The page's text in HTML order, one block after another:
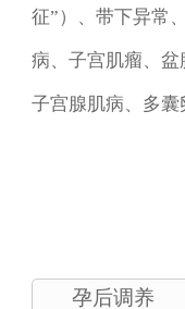
征”）、带下异常
病、子宫肌瘤、盆
子宫腺肌病、多囊
孕后调养